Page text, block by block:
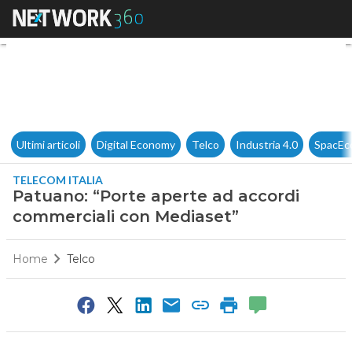
Patuano: “Porte aperte ad
Ultimi articoli Digital Economy Telco Industria 4.0
TELECOM ITALIA
Patuano: “Porte aperte ad accordi
commerciali con Mediaset”
Home Telco